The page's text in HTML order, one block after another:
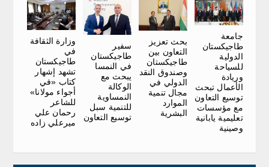
جامعة
طاجيكستان
الدولية
للسياحة
وريادة
الأعمال تبحث
توسيع التعاون
مع مؤسسات
تعليمية يابانية
وصينية
بحث تعزيز
التعاون بين
طاجيكستان
وصندوق النقد
الدولي في
مجال تنمية
الموارد
البشرية
سفير
طاجيكستان
في النمسا
يبحث مع
الوكالة
النمساوية
للتنمية سبل
توسيع التعاون
وزارة الثقافة
في
طاجيكستان
تشهد إشهار
كتاب «في
أجواء مولانا»
للشاعر
رحمان علي
ميرعلي زاده